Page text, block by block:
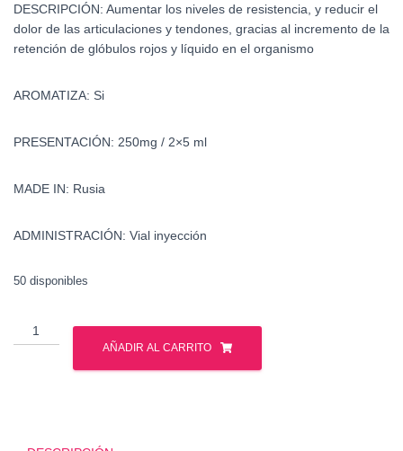
DESCRIPCIÓN: Aumentar los niveles de resistencia, y reducir el
dolor de las articulaciones y tendones, gracias al incremento de la
retención de glóbulos rojos y líquido en el organismo
AROMATIZA: Si
PRESENTACIÓN: 250mg / 2×5 ml
MADE IN: Rusia
ADMINISTRACIÓN: Vial inyección
50 disponibles
Testosterona
Enantato
AÑADIR AL CARRITO